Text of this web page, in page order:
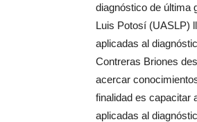
diagnóstico de última
Luis Potosí (UASLP)
aplicadas al
Contreras Briones
acercar
finalidad es capacitar
aplicadas al